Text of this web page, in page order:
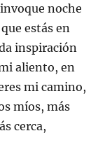
noche
estás en
inspiración
aliento, en
mi camino,
míos, más
cerca,